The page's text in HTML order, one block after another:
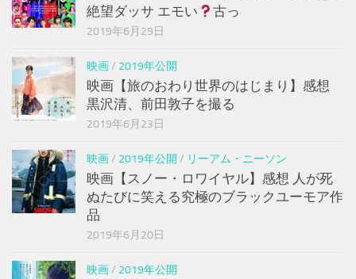
絶望ダッサ エモい
古っ
2019年6月29日
映画/ 2019年公開
映画【旅のおわり世界のはじまり】感想
黒沢清、前田敦子を撮る
2019年6月23日
映画/ 2019年公開 / リーアム・ニーソン
映画【スノー・ロワイヤル】感想 人が死
ぬたびに笑える究極のブラックユーモア作
品
2019年6月20日
映画/ 2019年公開